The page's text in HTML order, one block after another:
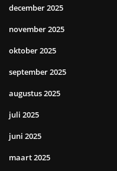
december 2025
november 2025
oktober 2025
september 2025
augustus 2025
juli 2025
juni 2025
maart 2025